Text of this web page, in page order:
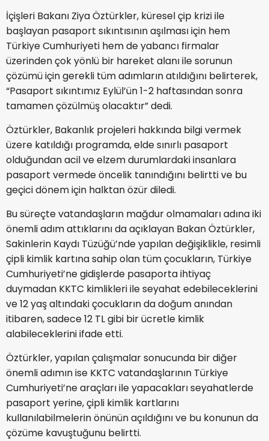
İçişleri Bakanı Ziya Öztürkler, küresel çip krizi ile
başlayan pasaport sıkıntısının aşılması için hem
Türkiye Cumhuriyeti hem de yabancı firmalar
üzerinden çok yönlü bir hareket alanı ile sorunun
çözümü için gerekli tüm adımların atıldığını belirterek,
“Pasaport sıkıntımız Eylül’ün 1-2 haftasından sonra
tamamen çözülmüş olacaktır” dedi.
Öztürkler, Bakanlık projeleri hakkında bilgi vermek
üzere katıldığı programda, elde sınırlı pasaport
olduğundan acil ve elzem durumlardaki insanlara
pasaport vermede öncelik tanındığını belirtti ve bu
geçici dönem için halktan özür diledi.
Bu süreçte vatandaşların mağdur olmamaları adına iki
önemli adım attıklarını da açıklayan Bakan Öztürkler,
Sakinlerin Kaydı Tüzüğü’nde yapılan değişiklikle, resimli
çipli kimlik kartına sahip olan tüm çocukların, Türkiye
Cumhuriyeti’ne gidişlerde pasaporta ihtiyaç
duymadan KKTC kimlikleri ile seyahat edebileceklerini
ve 12 yaş altındaki çocukların da doğum anından
itibaren, sadece 12 TL gibi bir ücretle kimlik
alabileceklerini ifade etti.
Öztürkler, yapılan çalışmalar sonucunda bir diğer
önemli adımın ise KKTC vatandaşlarının Türkiye
Cumhuriyeti’ne araçları ile yapacakları seyahatlerde
pasaport yerine, çipli kimlik kartlarını
kullanılabilmelerin önünün açıldığını ve bu konunun da
çözüme kavuştuğunu belirtti.